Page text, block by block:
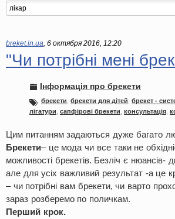
breket.in.ua, 6 октября 2016, 12:20
"Чи потрібні мені
Інформація про брекети
брекети брекети для дітей брекет -
лігатури сапфірові брекети консультація
Цим питанням задаються дуже багато
Брекети– це мода чи все таки не
можливості брекетів. Безліч є
але для усіх важливий результат -а це
– чи потрібні вам брекети, чи варто
зараз розберемо по поличкам.
Перший крок.